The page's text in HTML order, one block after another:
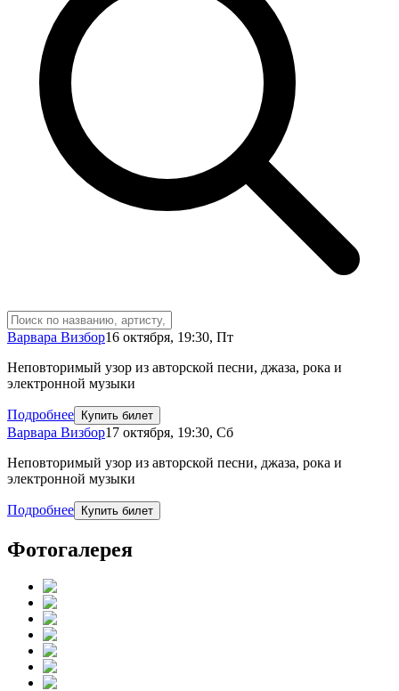
Варвара Визбор16 октября, 19:30, Пт
Неповторимый узор из авторской песни, джаза, рока и
электронной музыки
Подробнее Купить билет
Варвара Визбор17 октября, 19:30, Сб
Неповторимый узор из авторской песни, джаза, рока и
электронной музыки
Подробнее Купить билет
Фотогалерея